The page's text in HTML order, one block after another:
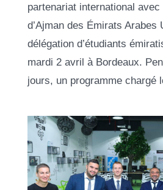
partenariat international avec
d’Ajman des Émirats Arabes
délégation d’étudiants
mardi 2 avril à Bordeaux.
jours, un programme chargé